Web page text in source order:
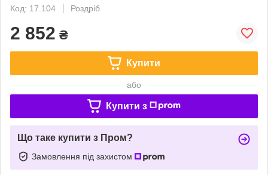
Код: 17.104
Роздріб
2 852 ₴
Купити
або
Купити з
Що таке купити з Пром?
Замовлення під захистом